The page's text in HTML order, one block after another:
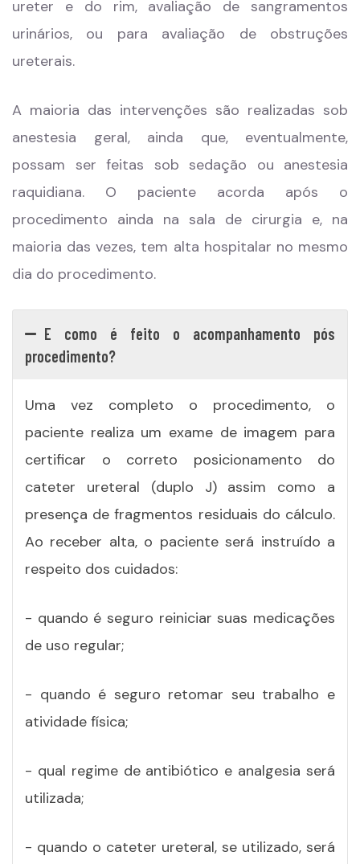
ureter e do rim, avaliação de sangramentos
urinários, ou para avaliação de obstruções
ureterais.
A maioria das intervenções são realizadas sob
anestesia geral, ainda que, eventualmente,
possam ser feitas sob sedação ou anestesia
raquidiana. O paciente acorda após o
procedimento ainda na sala de cirurgia e, na
maioria das vezes, tem alta hospitalar no mesmo
dia do procedimento.
E como é feito o acompanhamento pós
procedimento?
Uma vez completo o procedimento, o
paciente realiza um exame de imagem para
certificar o correto posicionamento do
cateter ureteral (duplo J) assim como a
presença de fragmentos residuais do cálculo.
Ao receber alta, o paciente será instruído a
respeito dos cuidados:
- quando é seguro reiniciar suas medicações
de uso regular;
- quando é seguro retomar seu trabalho e
atividade física;
- qual regime de antibiótico e analgesia será
utilizada;
- quando o cateter ureteral, se utilizado, será